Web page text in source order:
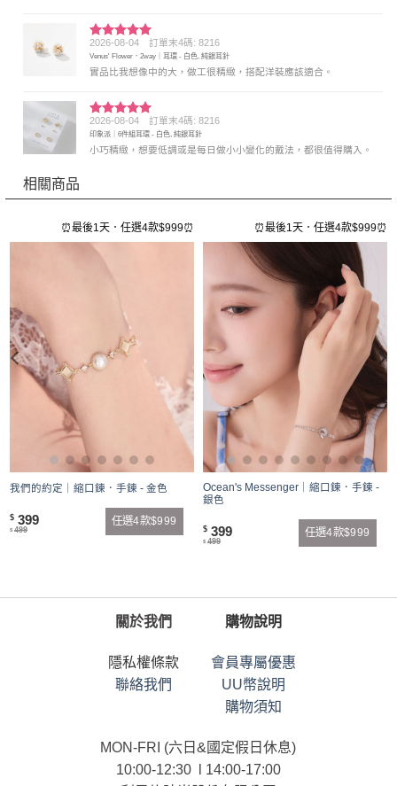
評分5滿
分 5
2026-08-04 訂單末4碼: 8216
Venus' Flower．2way｜耳環 - 白色, 純銀耳針
實品比我想像中的大，做工很精緻，搭配洋裝應該適合。
評分5 滿
分 5
2026-08-04 訂單末4碼: 8216
印象派｜6件組耳環 - 白色, 純銀耳針
小巧精緻，想要低調或是每日做小小變化的戴法，都很值得購入。
相關商品
⏰最後1天．任選4款$999⏰
我們的約定｜縮口鍊．手鍊 - 金色
$ 399
$ 499
任選4款$999
⏰最後1天．任選4款$999⏰
Ocean's Messenger｜縮口鍊．手鍊 -
銀色
$ 399
$ 499
任選4款$999
關於我們
隱私權條款
聯絡我們
購物說明
會員專屬優惠
UU幣說明
購物須知
MON-FRI (六日&國定假日休息)
10:00-12:30 l 14:00-17:00